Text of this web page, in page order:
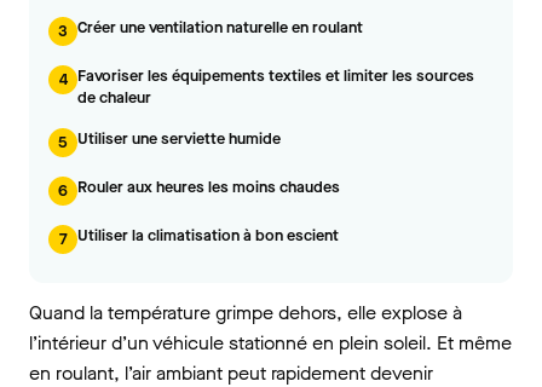
3 Créer une ventilation naturelle en roulant
4 Favoriser les équipements textiles et limiter les sources
de chaleur
5 Utiliser une serviette humide
6 Rouler aux heures les moins chaudes
7 Utiliser la climatisation à bon escient
Quand la température grimpe dehors, elle explose à
l’intérieur d’un véhicule stationné en plein soleil. Et même
en roulant, l’air ambiant peut rapidement devenir